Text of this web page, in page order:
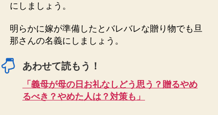
にしましょう。
明らかに嫁が準備したとバレバレな贈り物でも旦
那さんの名義にしましょう。
あわせて読もう！
「義母が母の日お礼なしどう思う？贈るやめ
るべき？やめた人は？対策も」